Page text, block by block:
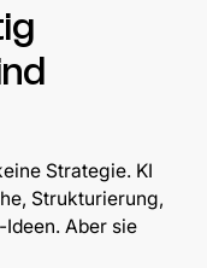
Strategie. KI
Strukturierung,
Aber sie